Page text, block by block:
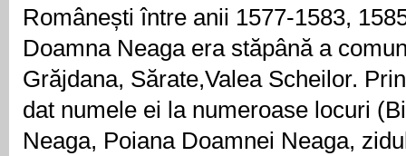
Românești între anii 1577-1583,
Doamna Neaga era stăpână a
Grăjdana, Sărate,Valea Scheilor.
dat numele ei la numeroase locuri
Neaga, Poiana Doamnei Neaga,